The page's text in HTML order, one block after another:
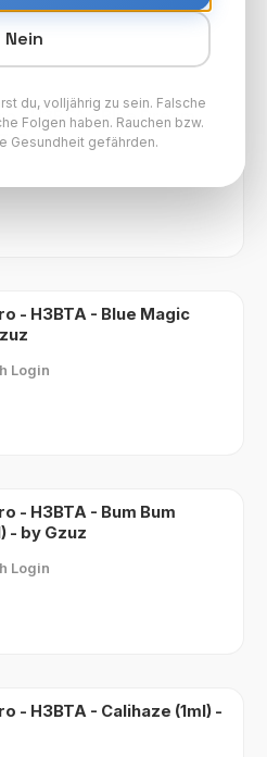
- H3BTA - Blue Dream
- H3BTA - Blue Magic
Login
- H3BTA - Bum Bum
- by Gzuz
Login
- H3BTA - Calihaze (1ml) -
Nein
du, volljährig zu sein. Falsche
Folgen haben. Rauchen bzw.
Gesundheit gefährden.